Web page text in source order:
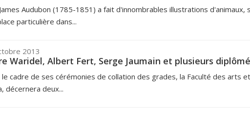
Audubon (1785-1851) a fait d'innombrables illustrations
particulière dans...
2013
Waridel, Albert Fert, Serge Jaumain et plusieurs
le cadre de ses cérémonies de collation des grades, la Faculté des arts
décernera deux...